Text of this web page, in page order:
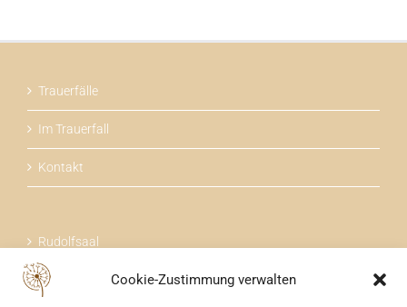
Cookie-Zustimmung verwalten
Trauerfälle
Im Trauerfall
Kontakt
Rudolfsaal
Über uns